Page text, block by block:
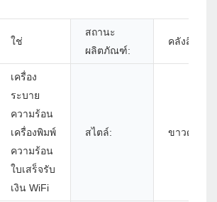
ใช่
สถานะ
ผลิตภัณฑ์:
คลังสินค้า
เครื่อง
ระบาย
ความร้อน
เครื่องพิมพ์
ความร้อน
ใบเสร็จรับ
เงิน WiFi
สไตล์: ขาวดำ